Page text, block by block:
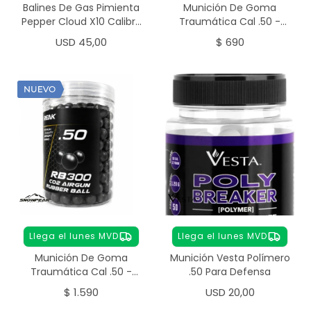
Balines De Gas Pimienta
Pepper Cloud X10 Calibre
.50
USD 45,00
Munición De Goma
Traumática Cal .50 -
100PCS
$ 690
Llega el lunes MVD
Munición De Goma
Traumática Cal .50 -
300PCS
$ 1.590
Llega el lunes MVD
Munición Vesta Polímero
.50 Para Defensa
USD 20,00